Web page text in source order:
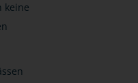
keine